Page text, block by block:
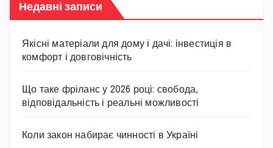
Недавні записи
Якісні матеріали для дому і дачі: інвестиція в
комфорт і довговічність
Що таке фріланс у 2026 році: свобода,
відповідальність і реальні можливості
Коли закон набирає чинності в Україні